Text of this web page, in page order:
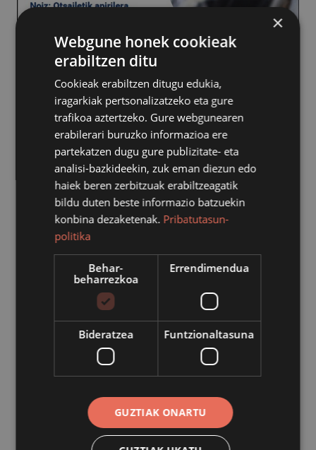
Azpeitiko Udalak patinaje ikastaroa antolatu du
patinetan ibiltzen ikasi edo beren teknika hobetu nahi
gauzatuko da ikastaroa eta helduei (hasi berrientzako
zein patinetan moldatzen direnentzakoan) eta Lehen
Hezkuntzako ikasleei zuzendutako ikastaroa izango da
Helduentzako bi talde osatuko dira: hasi berrientzako
×
Webgune honek cookieak
erabiltzen ditu
Cookieak erabiltzen ditugu edukia,
iragarkiak pertsonalizatzeko eta gure
trafikoa aztertzeko. Gure webgunearen
erabilerari buruzko informazioa ere
partekatzen dugu gure publizitate- eta
analisi-bazkideekin, zuk eman diezun edo
haiek beren zerbitzuak erabiltzeagatik
bildu duten beste informazio batzuekin
konbina dezaketenak. Pribatutasun-
politika
Behar-
beharrezkoa
Errendimendua
Bideratzea Funtzionaltasuna
GUZTIAK ONARTU